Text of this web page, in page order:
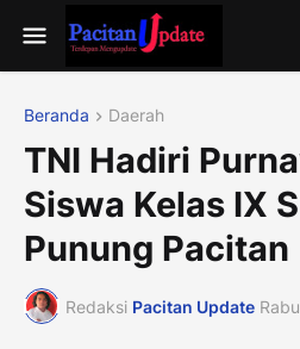
Beranda Daerah
TNI Hadiri
Siswa Kelas IX
Punung Pacitan
Redaksi Pacitan Update